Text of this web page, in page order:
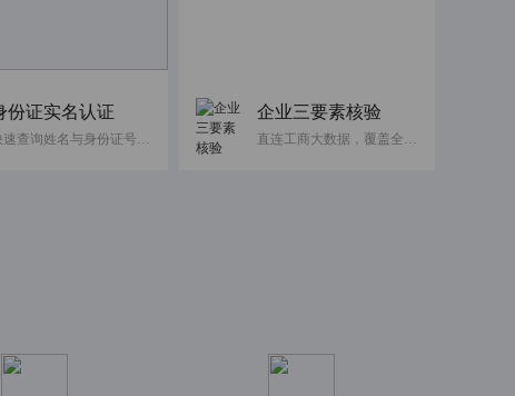
份证实名认证
快速查询姓名与身份证号码是否一致
企业三要素核验
直连工商大数据，覆盖全国企业